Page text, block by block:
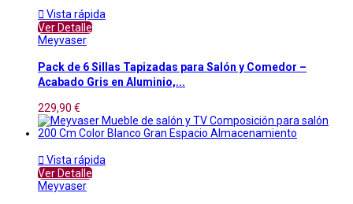
 Vista rápida
Ver Detalle
Meyvaser
Pack de 6 Sillas Tapizadas para Salón y Comedor –
Acabado Gris en Aluminio,...
229,90 €
 Vista rápida
Ver Detalle
Meyvaser